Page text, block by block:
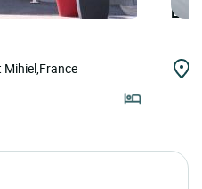
de la Gare
Mihiel,France